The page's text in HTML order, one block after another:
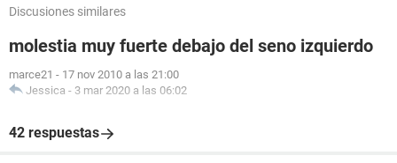
Discusiones similares
molestia muy fuerte debajo del seno izquierdo
marce21 - 17 nov 2010 a las 21:00
Jessica - 3 mar 2020 a las 06:02
42 respuestas